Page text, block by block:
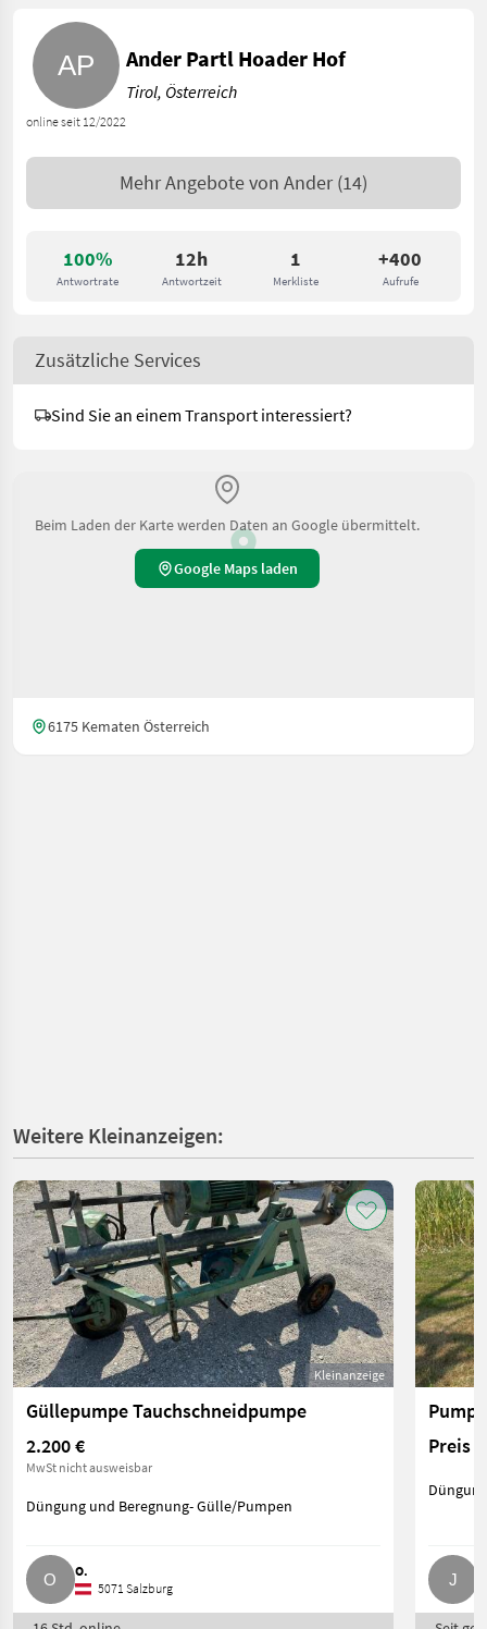
100%
Antwortrate
12h
Antwortzeit
1
Merkliste
+400
Aufrufe
online seit 12/2022
Ander Partl Hoader Hof
Tirol, Österreich
Mehr Angebote von Ander (14)
Zusätzliche Services
Sind Sie an einem Transport interessiert?
Beim Laden der Karte werden Daten an Google übermittelt.
Google Maps laden
6175 Kematen Österreich
Weitere Kleinanzeigen:
Kleinanzeige
Güllepumpe Tauchschneidpumpe
2.200 €
MwSt nicht ausweisbar
Düngung und Beregnung- Gülle/Pumpen
O.
5071 Salzburg
Preis